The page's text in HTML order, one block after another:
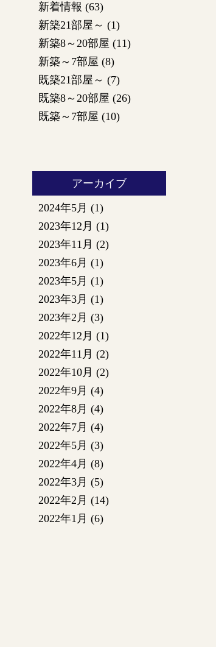
新着情報 (63)
新築21部屋～ (1)
新築8～20部屋 (11)
新築～7部屋 (8)
既築21部屋～ (7)
既築8～20部屋 (26)
既築～7部屋 (10)
アーカイブ
2024年5月 (1)
2023年12月 (1)
2023年11月 (2)
2023年6月 (1)
2023年5月 (1)
2023年3月 (1)
2023年2月 (3)
2022年12月 (1)
2022年11月 (2)
2022年10月 (2)
2022年9月 (4)
2022年8月 (4)
2022年7月 (4)
2022年5月 (3)
2022年4月 (8)
2022年3月 (5)
2022年2月 (14)
2022年1月 (6)